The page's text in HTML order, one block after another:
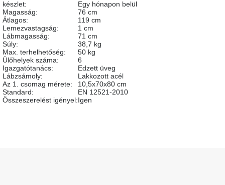
szórakoztat!
A
8.
születésnap
megünneplése
A
kedvenceid
készlet:
Egy hónapon belül
Magasság:
76 cm
Átlagos:
119 cm
Lemezvastagság:
1 cm
Lábmagasság:
71 cm
Súly:
38,7 kg
Max. terhelhetőség:
50 kg
Ülőhelyek száma:
6
Igazgatótanács:
Edzett üveg
Lábzsámoly:
Lakkozott acél
Az 1. csomag mérete:
10,5x70x80 cm
Standard:
EN 12521-2010
Összeszerelést igényel:Igen